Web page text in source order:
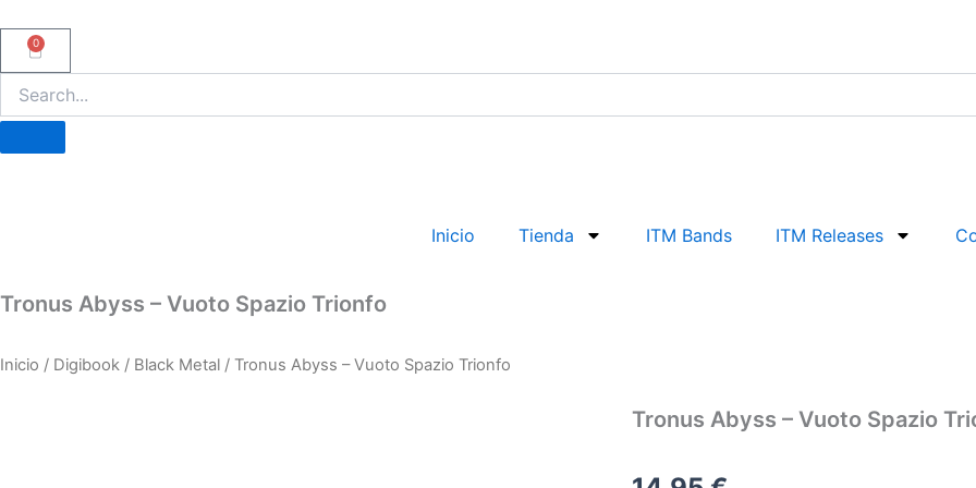
contenido
0
Carrito
Inicio Tienda ITM Bands ITM Releases
Tronus Abyss – Vuoto Spazio Trionfo
Inicio / Digibook / Black Metal / Tronus Abyss – Vuoto Spazio Trionfo
Tronus Abyss – Vuoto Spazio